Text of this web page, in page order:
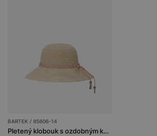
BARTEK / 85606-14
Pletený klobouk s ozdobným květinovým detailem BARTEK 85606-14